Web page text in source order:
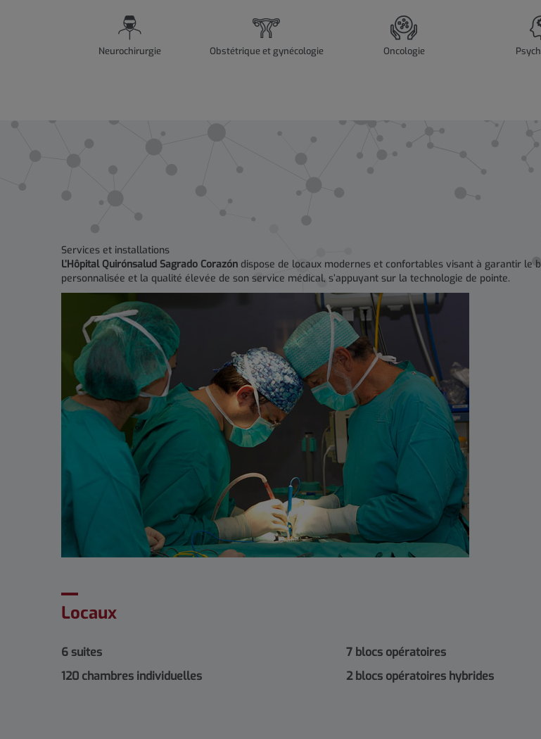
Neurochirurgie Obstétrique et gynécologie Oncologie
Services et installations
L’Hôpital Quirónsalud Sagrado Corazón dispose de locaux modernes et confortables visant à garantir le
personnalisée et la qualité élevée de son service médical, s’appuyant sur la technologie de pointe.
Locaux
6 suites
120 chambres individuelles
7 blocs opératoires
2 blocs opératoires hybrides